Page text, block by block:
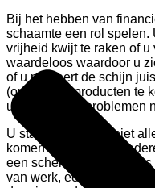
Bij het hebben van
schaamte een rol
vrijheid kwijt te raken of
waardeloos waardoor u
of u probeert de schijn
(op krediet) producten te
uw financiële problemen
U staat hier echter niet
komen kan namelijk
een scheiding, het
van werk, een